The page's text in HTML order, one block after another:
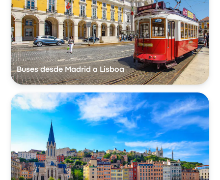
Buses desde Madrid a Lisboa